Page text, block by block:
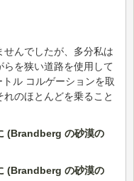
んでしたが、多分私は
を狭い道路を使用して
ル コルゲーションを取
のほとんどを乗ること